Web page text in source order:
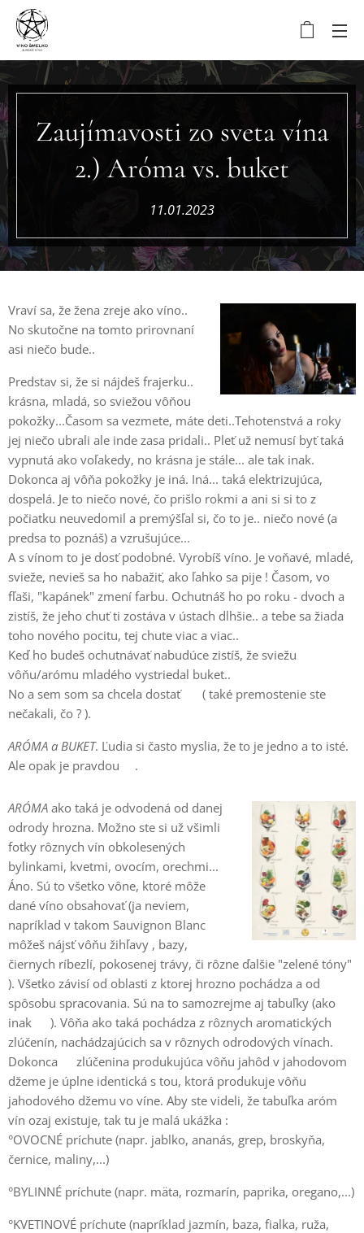
Zaujímavosti zo sveta vína
2.) Aróma vs. buket
11.01.2023
Vraví sa, že žena zreje ako víno..
No skutočne na tomto prirovnaní
asi niečo bude..
Predstav si, že si nájdeš frajerku..
krásna, mladá, so sviežou vôňou
pokožky...Časom sa vezmete, máte deti..Tehotenstvá a roky
jej niečo ubrali ale inde zasa pridali.. Pleť už nemusí byť taká
vypnutá ako voľakedy, no krásna je stále... ale tak inak.
Dokonca aj vôňa pokožky je iná. Iná... taká elektrizujúca,
dospelá. Je to niečo nové, čo prišlo rokmi a ani si si to z
počiatku neuvedomil a premýšľal si, čo to je.. niečo nové (a
predsa to poznáš) a vzrušujúce...
A s vínom to je dosť podobné. Vyrobíš víno. Je voňavé, mladé,
svieže, nevieš sa ho nabažiť, ako ľahko sa pije ! Časom, vo
fľaši, "kapánek" zmení farbu. Ochutnáš ho po roku - dvoch a
zistíš, že jeho chuť ti zostáva v ústach dlhšie.. a tebe sa žiada
toho nového pocitu, tej chute viac a viac..
Keď ho budeš ochutnávať nabudúce zistíš, že sviežu
vôňu/arómu mladého vystriedal buket..
No a sem som sa chcela dostať 😌 ( také premostenie ste
nečakali, čo ? ).
ARÓMA a BUKET. Ľudia si často myslia, že to je jedno a to isté.
Ale opak je pravdou☝🏻.
ARÓMA ako taká je odvodená od danej
odrody hrozna. Možno ste si už všimli
fotky rôznych vín obkolesených
bylinkami, kvetmi, ovocím, orechmi...
Áno. Sú to všetko vône, ktoré môže
dané víno obsahovať (ja neviem,
napríklad v takom Sauvignon Blanc
môžeš nájsť vôňu žihľavy , bazy,
čiernych ríbezlí, pokosenej trávy, či rôzne ďalšie "zelené tóny"
). Všetko závisí od oblasti z ktorej hrozno pochádza a od
spôsobu spracovania. Sú na to samozrejme aj tabuľky (ako
inak 😅). Vôňa ako taká pochádza z rôznych aromatických
zlúčenín, nachádzajúcich sa v rôznych odrodových vínach.
Dokonca☝🏻 zlúčenina produkujúca vôňu jahôd v jahodovom
džeme je úplne identická s tou, ktorá produkuje vôňu
jahodového džemu vo víne. Aby ste videli, že tabuľka aróm
vín ozaj existuje, tak tu je malá ukážka :
°OVOCNÉ príchute (napr. jablko, ananás, grep, broskyňa,
černice, maliny,...)
°BYLINNÉ príchute (napr. mäta, rozmarín, paprika, oregano,...)
°KVETINOVÉ príchute (napríklad jazmín, baza, fialka, ruža,